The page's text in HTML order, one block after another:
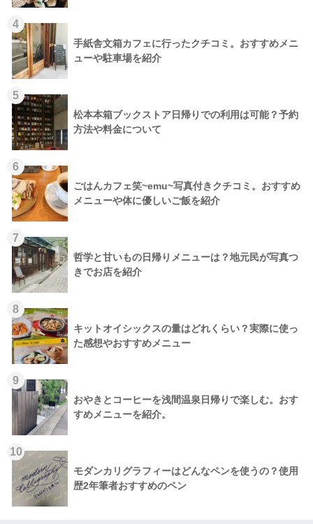
4
手紙舎文箱カフェに行ったクチコミ。おすすめメニ
ューや駐車場を紹介
5
松本本箱ブックストア日帰りでの利用は可能？予約
方法や料金について
6
ごはんカフェ笑~emu~写真付きクチコミ。おすすめ
メニューや体に優しいご飯を紹介
7
哲学と甘いもの日帰りメニューは？地元民が写真つ
きでお店を紹介
8
キットオイシックスの量はどれくらい？実際に使っ
た感想やおすすめメニュー
9
おやきとコーヒーを浅間温泉日帰りで楽しむ。おす
すめメニューを紹介。
10
モダンカリグラフィーはどんなペンを使うの？使用
歴2年筆者おすすめのペン